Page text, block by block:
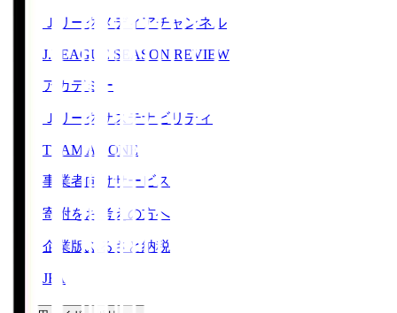
Ｊリーグメディアチャンネル
J.LEAGUE SEASON REVIEW
アカデミー
Ｊリーグサステナビリティ
TEAM AS ONE
事業者向けサービス
寄附をお考えの方へ
企業版ふるさと納税
JFA